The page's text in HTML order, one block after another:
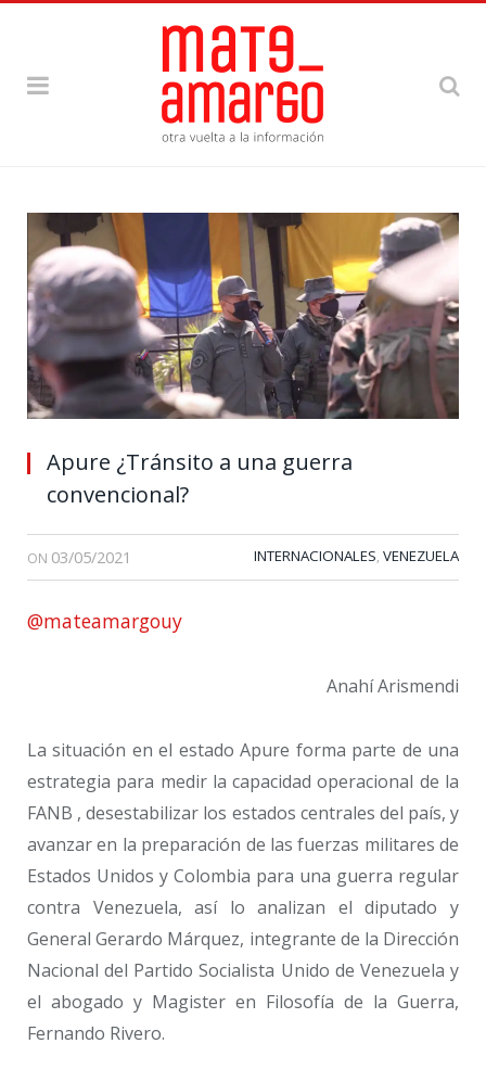
Apure ¿Tránsito a una guerra
convencional?
ON 03/05/2021 INTERNACIONALES, VENEZUELA
@mateamargouy
Anahí Arismendi
La situación en el estado Apure forma parte de una
estrategia para medir la capacidad operacional de la
FANB , desestabilizar los estados centrales del país, y
avanzar en la preparación de las fuerzas militares de
Estados Unidos y Colombia para una guerra regular
contra Venezuela, así lo analizan el diputado y
General Gerardo Márquez, integrante de la Dirección
Nacional del Partido Socialista Unido de Venezuela y
el abogado y Magister en Filosofía de la Guerra,
Fernando Rivero.